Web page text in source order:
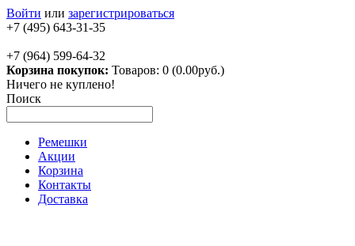
Войти или зарегистрироваться
+7 (495) 643-31-35
+7 (964) 599-64-32
Корзина покупок: Товаров: 0 (0.00руб.)
Ничего не куплено!
Поиск
Ремешки
Акции
Корзина
Контакты
Доставка